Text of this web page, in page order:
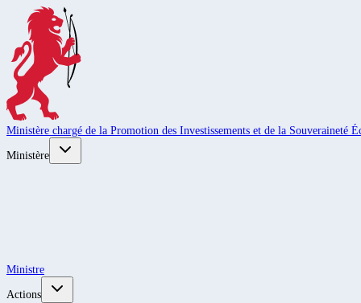
Ministère chargé de la Promotion des Investissements et de la Souveraineté
Ministère
Ministre
Actions